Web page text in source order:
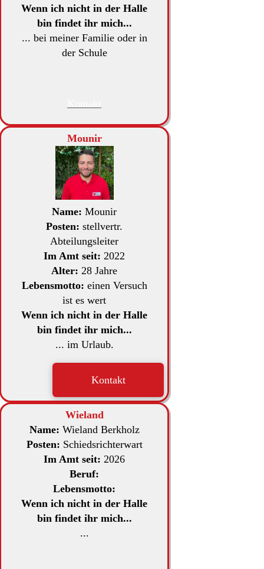
Wenn ich nicht in der Halle
bin findet ihr mich...
... bei meiner Familie oder in
der Schule
Mounir
Name: Mounir
Posten: stellvertr.
Abteilungsleiter
Im Amt seit: 2022
Alter: 28 Jahre
Lebensmotto: einen Versuch
ist es wert
Wenn ich nicht in der Halle
bin findet ihr mich...
... im Urlaub.
Kontakt
Wieland
Name: Wieland Berkholz
Posten: Schiedsrichterwart
Im Amt seit: 2026
Beruf:
Lebensmotto:
Wenn ich nicht in der Halle
bin findet ihr mich...
...